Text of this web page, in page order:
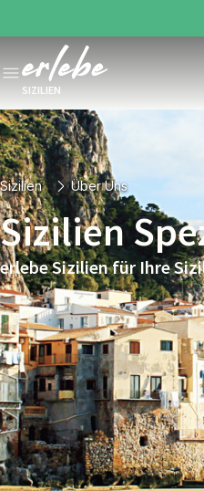
SIZILIEN
Sizilien Über Uns
Sizilien
erlebe Sizilien für Ihre